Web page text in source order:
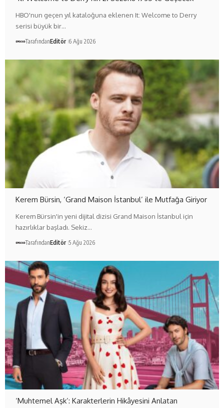
HBO'nun geçen yıl kataloğuna eklenen It: Welcome to Derry
serisi büyük bir…
TarafındanEditör 6 Ağu 2026
Kerem Bürsin, ‘Grand Maison İstanbul’ ile Mutfağa Giriyor
Kerem Bürsin'in yeni dijital dizisi Grand Maison İstanbul için
hazırlıklar başladı. Sekiz…
TarafındanEditör 5 Ağu 2026
‘Muhtemel Aşk’: Karakterlerin Hikâyesini Anlatan